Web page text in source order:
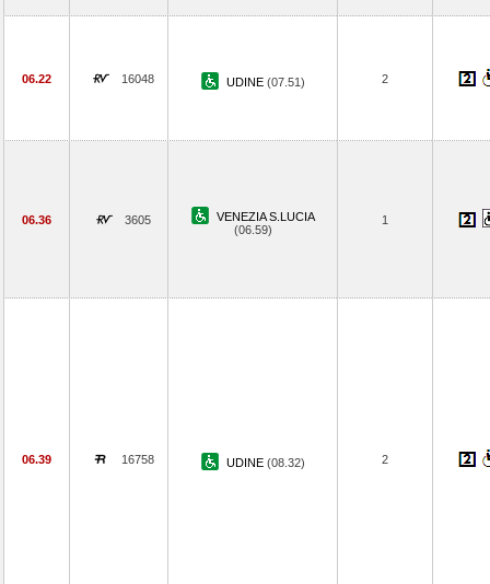
06.22 16048 UDINE (07.51) 2
06.36 3605
VENEZIA S.LUCIA
(06.59)
1
06.39 16758 UDINE (08.32) 2